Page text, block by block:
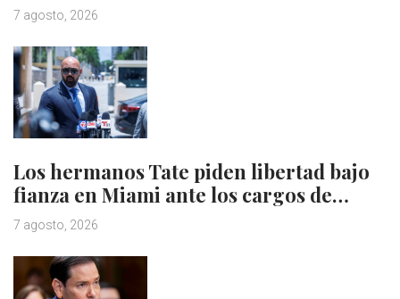
7 agosto, 2026
Los hermanos Tate piden libertad bajo
fianza en Miami ante los cargos de…
7 agosto, 2026